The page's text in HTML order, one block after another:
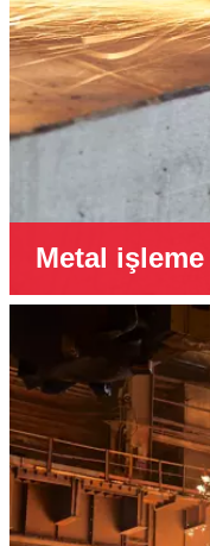
Metal işleme